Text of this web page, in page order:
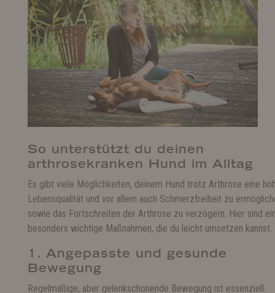
So unterstützt du deinen
arthrosekranken Hund im Alltag
Es gibt viele Möglichkeiten, deinem Hund trotz Arthrose eine
Lebensqualität und vor allem auch Schmerzfreiheit zu
sowie das Fortschreiten der Arthrose zu verzögern. Hier sind
besonders wichtige Maßnahmen, die du leicht umsetzen kannst.
1. Angepasste und gesunde
Bewegung
Regelmäßige, aber gelenkschonende Bewegung ist essenziell.